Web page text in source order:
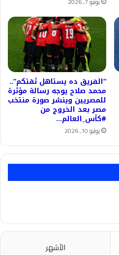
“الفريق ده يستاهل ثقتكم”..
محمد صلاح يوجه رسالة مؤثرة
للمصريين وينشر صورة منتخب
مصر بعد الخروج من
#كأس_العالم…
يوليو 10, 2026
الأشهر